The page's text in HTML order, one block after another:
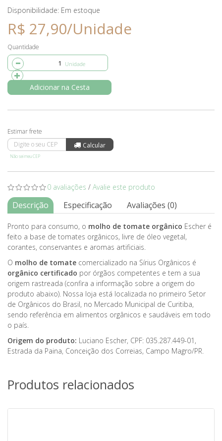
Disponibilidade: Em estoque
R$ 27,90/Unidade
Quantidade
Adicionar na Cesta
Não sei meu CEP
0 avaliações / Avalie este produto
Descrição Especificação Avaliações (0)
Pronto para consumo, o molho de tomate orgânico Escher é
feito a base de tomates orgânicos, livre de óleo vegetal,
corantes, conservantes e aromas artificiais.
O molho de tomate comercializado na Sírius Orgânicos é
orgânico certificado por órgãos competentes e tem a sua
origem rastreada (confira a informação sobre a origem do
produto abaixo). Nossa loja está localizada no primeiro Setor
de Orgânicos do Brasil, no Mercado Municipal de Curitiba,
sendo referência em alimentos orgânicos e saudáveis em todo
o país.
Origem do produto: Luciano Escher, CPF: 035.287.449-01,
Estrada da Paina, Conceição dos Correias, Campo Magro/PR.
Produtos relacionados